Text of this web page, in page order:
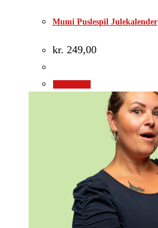
Mumi Puslespil Julekalender
kr. 249,00